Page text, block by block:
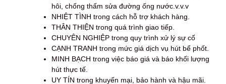
hôi, chống thấm sửa đường ống nước.v.v.v
NHIỆT TÌNH trong cách hỗ trợ khách hàng.
THÂN THIỆN trong quá trình giao tiếp.
CHUYÊN NGHIỆP trong quy trình xử lý sự cố
CẠNH TRANH trong mức giá dịch vụ hút bể phốt.
MINH BẠCH trong việc báo giá và báo khối lượng
hút thực tế.
UY TÍN trong khuyến mại, bảo hành và hậu mãi.